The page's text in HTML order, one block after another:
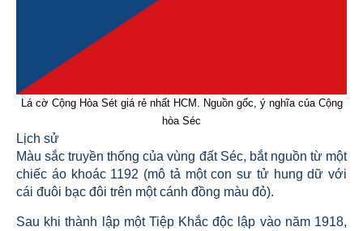
Lá cờ Cộng Hòa Sét giá rẻ nhất HCM. Nguồn gốc, ý nghĩa của Cộng
hòa Séc
Lịch sử
Màu sắc truyền thống của vùng đất Séc, bắt nguồn từ một
chiếc áo khoác 1192 (mô tả một con sư tử hung dữ với
cái đuôi bạc đôi trên một cánh đồng màu đỏ).
Sau khi thành lập một Tiệp Khắc độc lập vào năm 1918,